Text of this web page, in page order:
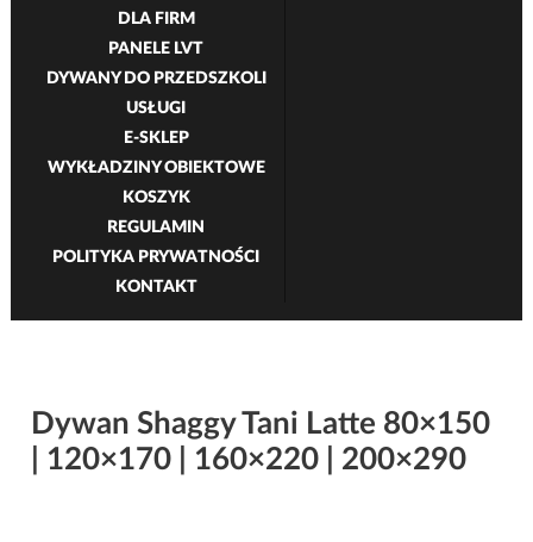
DLA FIRM
PANELE LVT
DYWANY DO PRZEDSZKOLI
USŁUGI
E-SKLEP
WYKŁADZINY OBIEKTOWE
KOSZYK
REGULAMIN
POLITYKA PRYWATNOŚCI
KONTAKT
Dywan Shaggy Tani Latte 80×150
| 120×170 | 160×220 | 200×290